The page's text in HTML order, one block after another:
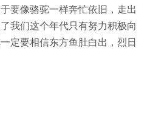
要像骆驼一样奔忙依旧，走出
我们这个年代只有努力积极向
定要相信东方鱼肚白出，烈日